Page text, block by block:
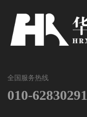
全国服务热线
010-62830291